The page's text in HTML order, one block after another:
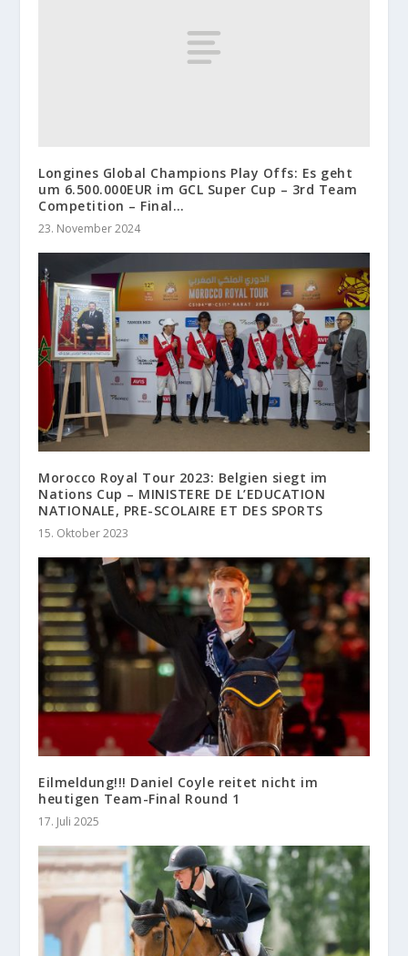
Longines Global Champions Play Offs: Es geht
um 6.500.000EUR im GCL Super Cup – 3rd Team
Competition – Final…
23. November 2024
Morocco Royal Tour 2023: Belgien siegt im
Nations Cup – MINISTERE DE L’EDUCATION
NATIONALE, PRE-SCOLAIRE ET DES SPORTS
15. Oktober 2023
Eilmeldung!!! Daniel Coyle reitet nicht im
heutigen Team-Final Round 1
17. Juli 2025